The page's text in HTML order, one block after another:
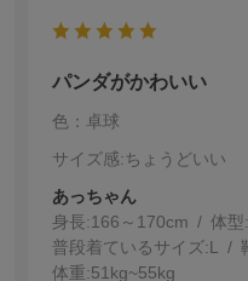
パンダがかわいい
色：卓球
サイズ感:ちょうどいい
あっちゃん
身長:166～170cm 体型:
普段着ているサイズ:L
体重:51kg~55kg